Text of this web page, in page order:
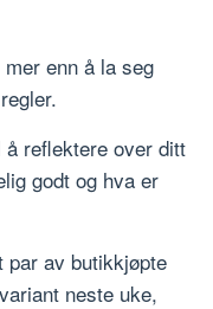
enn å la seg
reflektere over ditt
godt og hva er
par av butikkjøpte
neste uke,